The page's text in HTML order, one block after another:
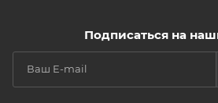
Подписаться на